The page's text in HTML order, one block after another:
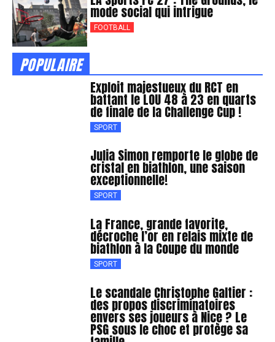
mode social qui intrigue
FOOTBALL
POPULAIRE
Exploit majestueux du RCT en
battant le LOU 48 à 23 en quarts
de finale de la Challenge Cup !
SPORT
Julia Simon remporte le globe de
cristal en biathlon, une saison
exceptionnelle!
SPORT
La France, grande favorite,
décroche l’or en relais mixte de
biathlon à la Coupe du monde
SPORT
Le scandale Christophe Galtier :
des propos discriminatoires
envers ses joueurs à Nice ? Le
PSG sous le choc et protège sa